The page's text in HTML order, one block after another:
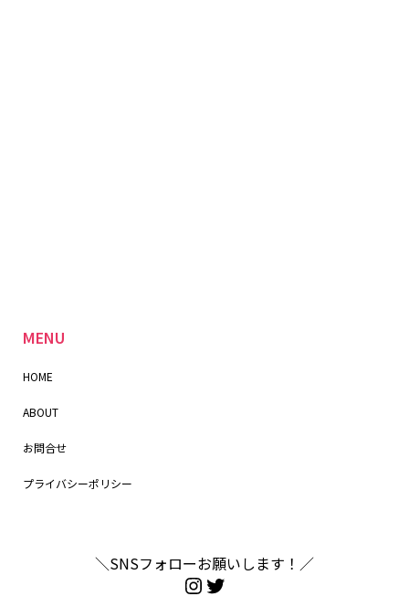
MENU
HOME
ABOUT
お問合せ
プライバシーポリシー
＼SNSフォローお願いします！／